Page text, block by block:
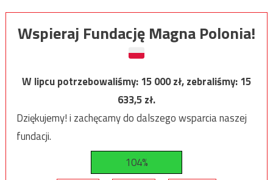
Wspieraj Fundację Magna Polonia!
W lipcu potrzebowaliśmy:15 000zł, zebraliśmy:15
633,5zł.
Dziękujemy! i zachęcamy do dalszego wsparcia naszej
fundacji.
104%